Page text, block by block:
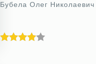
Бубела Олег Николаевич